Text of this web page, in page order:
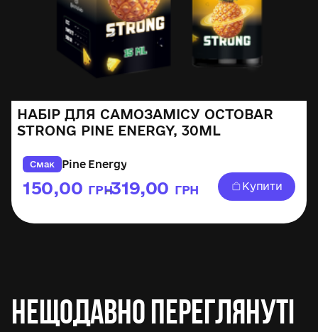
НАБІР ДЛЯ САМОЗАМІСУ OCTOBAR
STRONG PINE ENERGY, 30ML
Смак Pine Energy
150,00 ГРН
–319,00 ГРН Купити
Нещодавно переглянуті